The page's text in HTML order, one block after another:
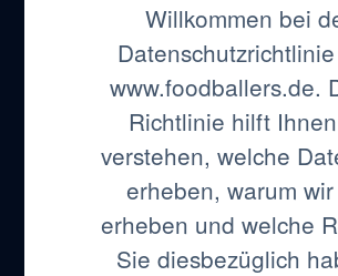
Willkommen bei
www.foodballers.de.
Richtlinie hilft
verstehen, welche
erheben, warum
erheben und welche
Sie diesbezüglich